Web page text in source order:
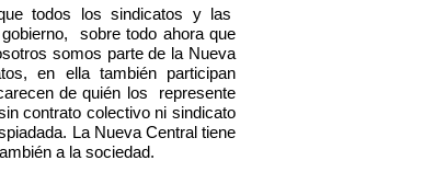
todos los sindicatos y las
sobre todo ahora que
somos parte de la Nueva
en ella también participan
de quién los represente
contrato colectivo ni sindicato
La Nueva Central tiene
a la sociedad.